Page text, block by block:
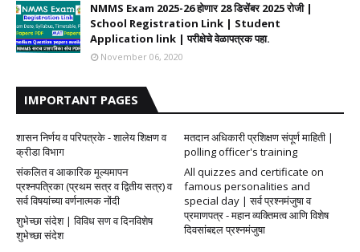
NMMS Exam 2025-26 होणार 28 डिसेंबर 2025 रोजी |
School Registration Link | Student
Application link | परीक्षेचे वेळापत्रक पहा.
November 06, 2020
IMPORTANT PAGES
शासन निर्णय व परिपत्रके - शालेय शिक्षण व
क्रीडा विभाग
मतदान अधिकारी प्रशिक्षण संपूर्ण माहिती |
polling officer's training
संकलित व आकारिक मूल्यमापन
प्रश्नपत्रिका (प्रथम सत्र व द्वितीय सत्र) व
सर्व विषयांच्या वर्णनात्मक नोंदी
All quizzes and certificate on
famous personalities and
special day | सर्व प्रश्नमंजुषा व
प्रमाणपत्र - महान व्यक्तिमत्व आणि विशेष
दिवसांबद्दल प्रश्नमंजुषा
शुभेच्छा संदेश | विविध सण व दिनविशेष
शुभेच्छा संदेश